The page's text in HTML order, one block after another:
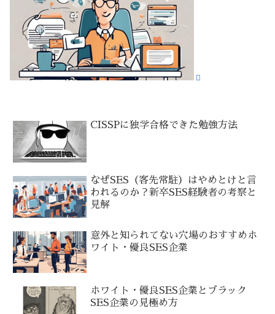
CISSPに独学合格できた勉強方法
なぜSES（客先常駐）はやめとけと言
われるのか？新卒SES経験者の考察と
見解
意外と知られてない穴場のおすすめホ
ワイト・優良SES企業
ホワイト・優良SES企業とブラック
SES企業の見極め方